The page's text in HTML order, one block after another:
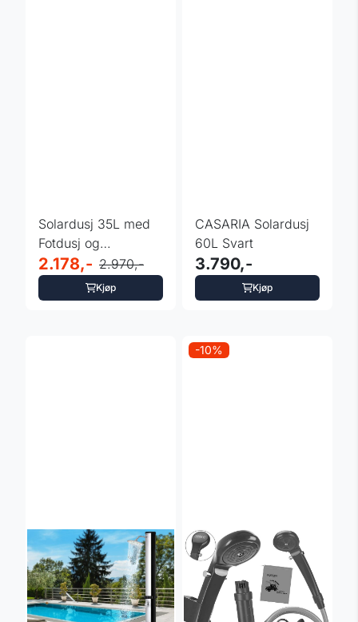
Solardusj 35L med
Fotdusj og
Regndusjhode -
CASARIA®
2.178,- 2.970,-
Kjøp
CASARIA Solardusj
60L Svart
3.790,-
Kjøp
-10%